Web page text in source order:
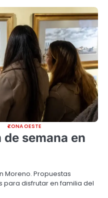
ZONA OESTE
semana en
Moreno. Propuestas
para disfrutar en familia del